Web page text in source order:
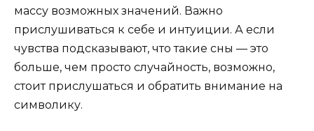
массу возможных значений. Важно
прислушиваться к себе и интуиции. А если
чувства подсказывают, что такие сны — это
больше, чем просто случайность, возможно,
стоит прислушаться и обратить внимание на
символику.